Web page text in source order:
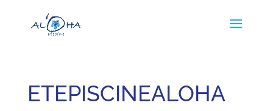
ETEPISCINEALOHA